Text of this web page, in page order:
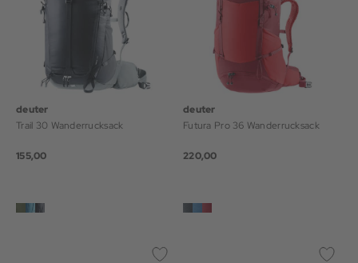
deuter
Trail 30 Wanderrucksack
155,00
deuter
Futura Pro 36 Wanderrucksack
220,00